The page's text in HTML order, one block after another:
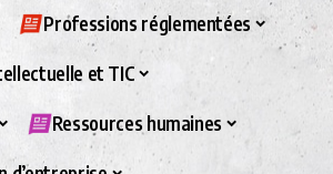
Professions réglementées
et TIC
Ressources humaines